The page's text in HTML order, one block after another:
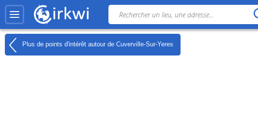
Plus de points d'intérêt autour de Cuverville-Sur-Yeres